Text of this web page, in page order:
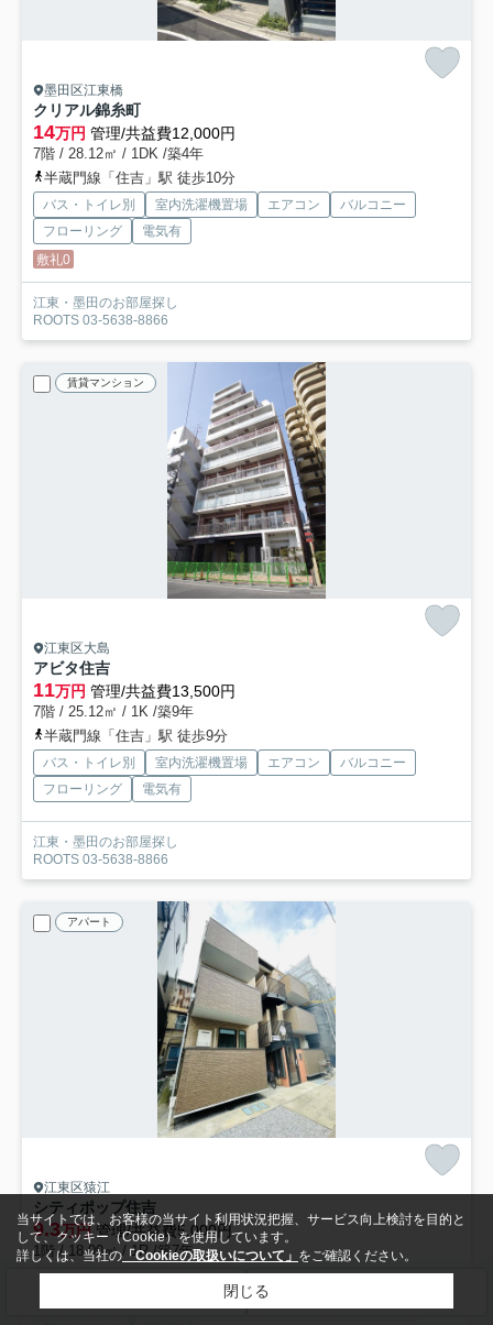
墨田区江東橋
クリアル錦糸町
14万円 管理/共益費12,000円
7階 / 28.12㎡ / 1DK /築4年
半蔵門線「住吉」駅 徒歩10分
バス・トイレ別 室内洗濯機置場 エアコン
バルコニー
フローリング
電気有
敷礼0
江東・墨田のお部屋探し
ROOTS 03-5638-8866
賃貸マンション
江東区大島
アビタ住吉
11万円 管理/共益費13,500円
7階 / 25.12㎡ / 1K /築9年
半蔵門線「住吉」駅 徒歩9分
バス・トイレ別 室内洗濯機置場 エアコン
バルコニー
フローリング
電気有
江東・墨田のお部屋探し
ROOTS 03-5638-8866
アパート
江東区猿江
シティポップ住吉
9.3万円管理/共益費5,000円
1階 / 18.00㎡ / 1R /築7年
半蔵門線「住吉」駅 徒歩8分
室内洗濯機置場
当サイトでは、お客様の当サイト利用状況把握、サービス向上検討を目的と
して、クッキー（Cookie）を使用しています。
詳しくは、当社の「Cookieの取扱いについて」 をご確認ください。
閉じる